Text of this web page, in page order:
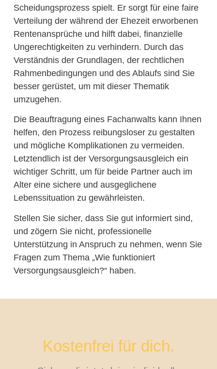
Scheidungsprozess spielt. Er sorgt für eine faire
Verteilung der während der Ehezeit erworbenen
Rentenansprüche und hilft dabei, finanzielle
Ungerechtigkeiten zu verhindern. Durch das
Verständnis der Grundlagen, der rechtlichen
Rahmenbedingungen und des Ablaufs sind Sie
besser gerüstet, um mit dieser Thematik
umzugehen.
Die Beauftragung eines Fachanwalts kann Ihnen
helfen, den Prozess reibungsloser zu gestalten
und mögliche Komplikationen zu vermeiden.
Letztendlich ist der Versorgungsausgleich ein
wichtiger Schritt, um für beide Partner auch im
Alter eine sichere und ausgeglichene
Lebenssituation zu gewährleisten.
Stellen Sie sicher, dass Sie gut informiert sind,
und zögern Sie nicht, professionelle
Unterstützung in Anspruch zu nehmen, wenn Sie
Fragen zum Thema „Wie funktioniert
Versorgungsausgleich?“ haben.
Kostenfrei für dich.